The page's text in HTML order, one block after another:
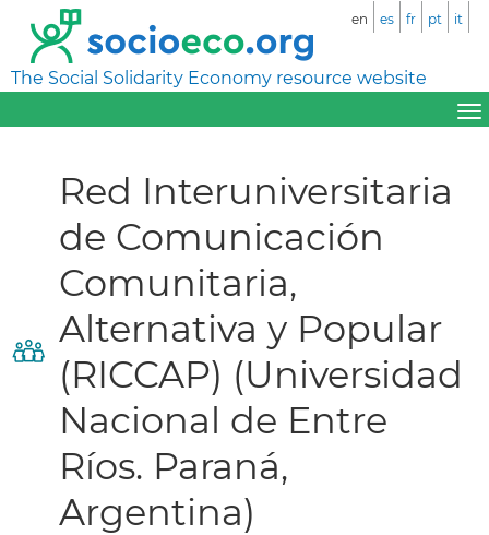
The Social Solidarity Economy resource website
en es fr pt it
Red Interuniversitaria
de Comunicación
Comunitaria,
Alternativa y Popular
(RICCAP) (Universidad
Nacional de Entre
Ríos. Paraná,
Argentina)